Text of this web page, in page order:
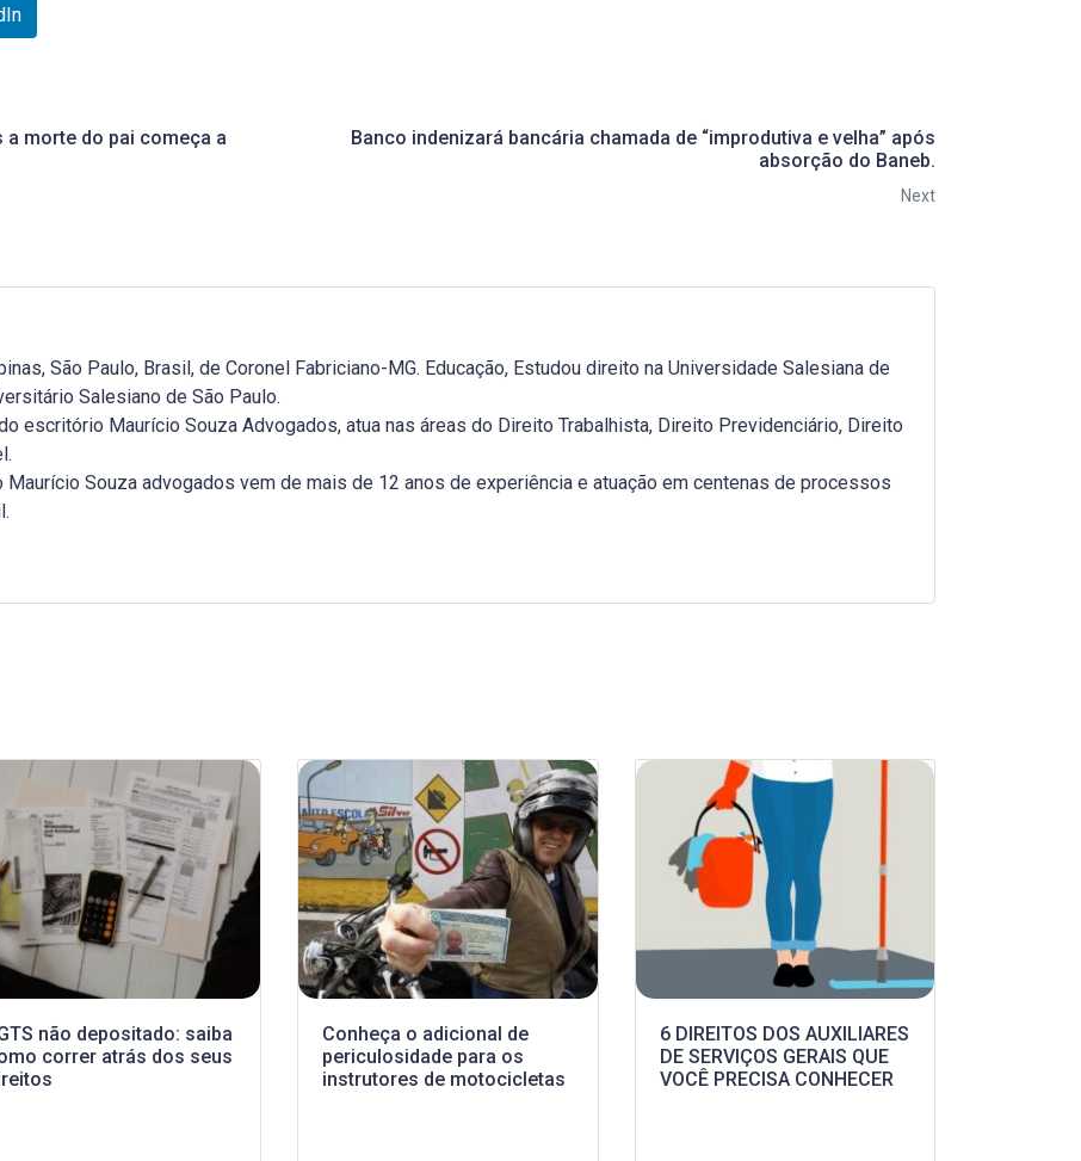
morte do pai começa a
Banco indenizará bancária chamada de “improdutiva e velha” após
absorção do Baneb.
Next
São Paulo, Brasil, de Coronel Fabriciano-MG. Educação, Estudou direito na Universidade Salesiana de
Salesiano de São Paulo.
escritório Maurício Souza Advogados, atua nas áreas do Direito Trabalhista, Direito Previdenciário, Direito
Souza advogados vem de mais de 12 anos de experiência e atuação em centenas de processos
não depositado: saiba
correr atrás dos seus
Conheça o adicional de
periculosidade para os
instrutores de motocicletas
6 DIREITOS DOS AUXILIARES
DE SERVIÇOS GERAIS QUE
VOCÊ PRECISA CONHECER